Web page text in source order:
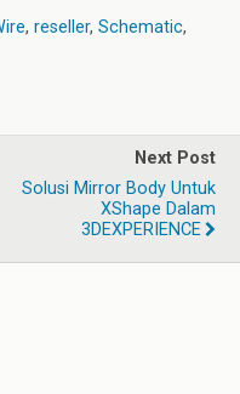
, reseller, Schematic,
Next Post
Solusi Mirror Body Untuk
XShape Dalam
3DEXPERIENCE